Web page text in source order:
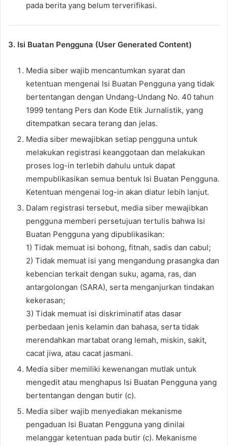
pada berita yang belum terverifikasi.
3. Isi Buatan Pengguna (User Generated Content)
Media siber wajib mencantumkan syarat dan
ketentuan mengenai Isi Buatan Pengguna yang tidak
bertentangan dengan Undang-Undang No. 40 tahun
1999 tentang Pers dan Kode Etik Jurnalistik, yang
ditempatkan secara terang dan jelas.
Media siber mewajibkan setiap pengguna untuk
melakukan registrasi keanggotaan dan melakukan
proses log-in terlebih dahulu untuk dapat
mempublikasikan semua bentuk Isi Buatan Pengguna.
Ketentuan mengenai log-in akan diatur lebih lanjut.
Dalam registrasi tersebut, media siber mewajibkan
pengguna memberi persetujuan tertulis bahwa Isi
Buatan Pengguna yang dipublikasikan:
1) Tidak memuat isi bohong, fitnah, sadis dan cabul;
2) Tidak memuat isi yang mengandung prasangka dan
kebencian terkait dengan suku, agama, ras, dan
antargolongan (SARA), serta menganjurkan tindakan
kekerasan;
3) Tidak memuat isi diskriminatif atas dasar
perbedaan jenis kelamin dan bahasa, serta tidak
merendahkan martabat orang lemah, miskin, sakit,
cacat jiwa, atau cacat jasmani.
Media siber memiliki kewenangan mutlak untuk
mengedit atau menghapus Isi Buatan Pengguna yang
bertentangan dengan butir (c).
Media siber wajib menyediakan mekanisme
pengaduan Isi Buatan Pengguna yang dinilai
melanggar ketentuan pada butir (c). Mekanisme